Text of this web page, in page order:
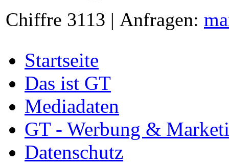
Chiffre 3113 | Anfragen:
Startseite
Das ist GT
Mediadaten
GT - Werbung &
Datenschutz